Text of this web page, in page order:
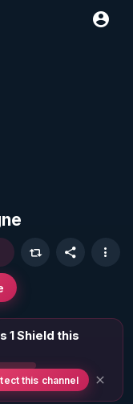
1 Shield this
this channel